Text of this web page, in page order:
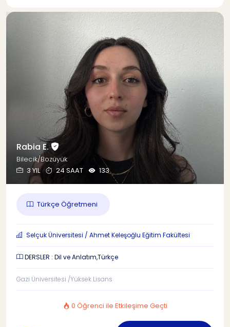
Rabia E.
Bilecik/Bozüyük
3 YIL
24 SAAT 133
Türkçe Öğretmeni
Selçuk Üniversitesi / Ahmet Keleşoğlu Eğitim Fakültesi
DERSLER : Dil ve Anlatım,Türkçe
Gazi Üniversitesi /Yüksek Lisans
0 Öğrenci ile Etkileşime Geçti